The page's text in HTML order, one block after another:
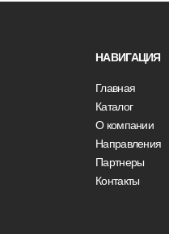
Главная
Каталог
О компании
Направления
Партнеры
Контакты
НАВИГАЦИЯ